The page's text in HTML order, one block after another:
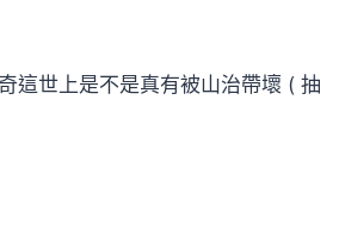
這世上是不是真有被山治帶壞 ( 抽